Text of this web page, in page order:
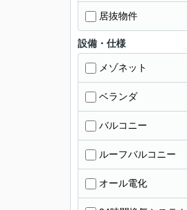
居抜物件
設備・仕様
メゾネット
ベランダ
バルコニー
ルーフバルコニー
オール電化